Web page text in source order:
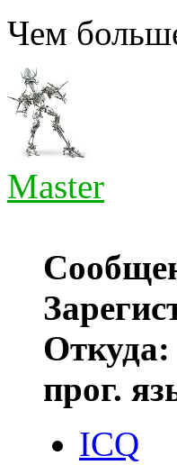
Чем
Master
Откуда:
прог.
ICQ